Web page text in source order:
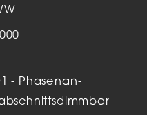
- Phasenan-